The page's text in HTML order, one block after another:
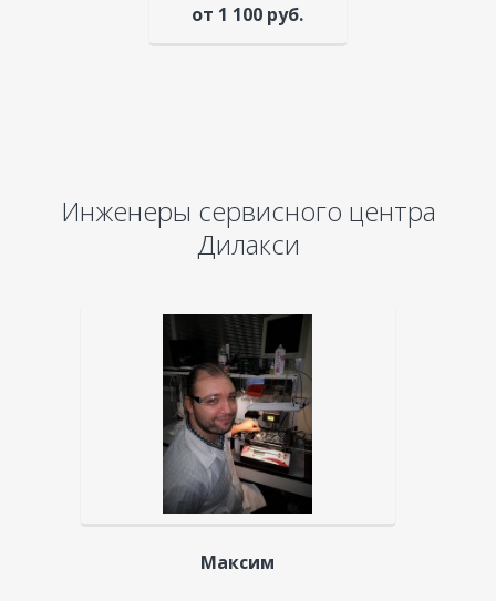
от 1 100 руб.
Инженеры сервисного центра
Дилакси
Максим